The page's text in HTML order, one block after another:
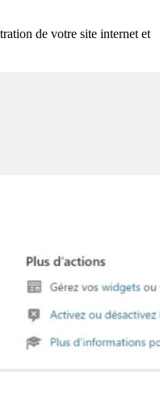
de votre site internet et